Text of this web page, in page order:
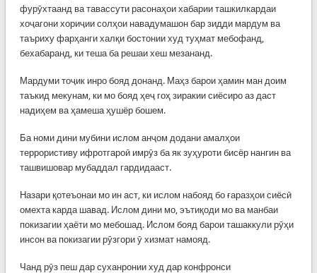
фурӯхтаанд ва тавассути расонаҳои хабарии ташкилкардаи
хоҷагони хориҷии солҳои навадумашон бар зидди мардум ва
таъриху фарҳанги халқи бостонии худ туҳмат мебофанд,
бехабаранд, ки теша ба решаи хеш мезананд.
Мардуми тоҷик инро бояд донанд. Маҳз барои ҳамин ман доим
таъкид мекунам, ки мо бояд ҳеҷ гоҳ зиракии сиёсиро аз даст
надиҳем ва ҳамеша ҳушёр бошем.
Ба номи дини мубини ислом анҷом додани амалҳои
террористиву ифротгароӣ имрӯз ба як зуҳуроти бисёр нангин ва
ташвишовар мубаддал гардидааст.
Назари қотеъонаи мо ин аст, ки ислом набояд бо ғаразҳои сиёсӣ
омехта карда шавад. Ислом дини мо, эътиқоди мо ва манбаи
покизагии ҳаёти мо мебошад. Ислом бояд барои ташаккули рӯҳи
инсон ва покизагии рӯзгори ӯ хизмат намояд.
Чанд рӯз пеш дар суханронии худ дар конфронси